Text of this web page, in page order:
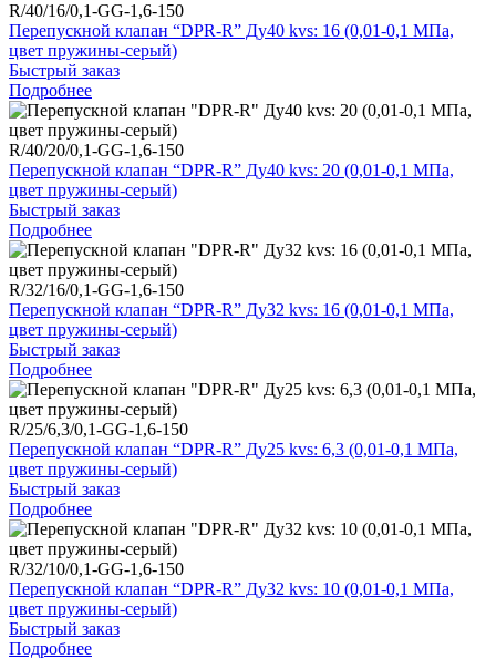
R/40/16/0,1-GG-1,6-150
Перепускной клапан “DPR-R” Ду40 kvs: 16 (0,01-0,1 МПа,
цвет пружины-серый)
Быстрый заказ
Подробнее
R/40/20/0,1-GG-1,6-150
Перепускной клапан “DPR-R” Ду40 kvs: 20 (0,01-0,1 МПа,
цвет пружины-серый)
Быстрый заказ
Подробнее
R/32/16/0,1-GG-1,6-150
Перепускной клапан “DPR-R” Ду32 kvs: 16 (0,01-0,1 МПа,
цвет пружины-серый)
Быстрый заказ
Подробнее
R/25/6,3/0,1-GG-1,6-150
Перепускной клапан “DPR-R” Ду25 kvs: 6,3 (0,01-0,1 МПа,
цвет пружины-серый)
Быстрый заказ
Подробнее
R/32/10/0,1-GG-1,6-150
Перепускной клапан “DPR-R” Ду32 kvs: 10 (0,01-0,1 МПа,
цвет пружины-серый)
Быстрый заказ
Подробнее